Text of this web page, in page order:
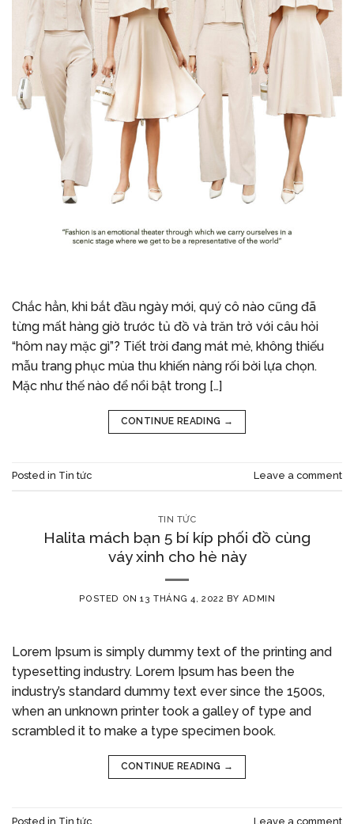
Chắc hẳn, khi bắt đầu ngày mới, quý cô nào cũng đã
từng mất hàng giờ trước tủ đồ và trăn trở với câu hỏi
“hôm nay mặc gì”? Tiết trời đang mát mẻ, không thiếu
mẫu trang phục mùa thu khiến nàng rối bời lựa chọn.
Mặc như thế nào để nổi bật trong […]
CONTINUE READING →
Posted in Tin tức Leave a comment
TIN TỨC
Halita mách bạn 5 bí kíp phối đồ cùng
váy xinh cho hè này
POSTED ON13 THÁNG 4, 2022 BY ADMIN
Lorem Ipsum is simply dummy text of the printing and
typesetting industry. Lorem Ipsum has been the
industry’s standard dummy text ever since the 1500s,
when an unknown printer took a galley of type and
scrambled it to make a type specimen book.
CONTINUE READING →
Posted in Tin tức Leave a comment